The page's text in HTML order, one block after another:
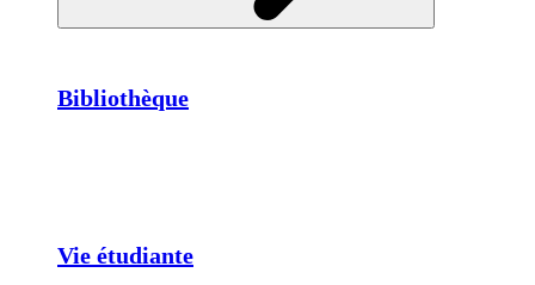
Bibliothèque
Vie étudiante